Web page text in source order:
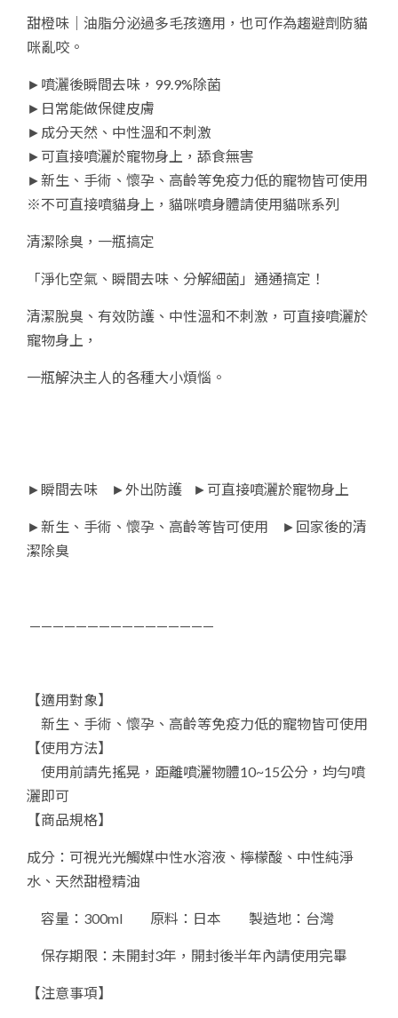
臭
(甜
橙
味)
quantity
甜橙味｜油脂分泌過多毛孩適用，也可作為趨避劑防貓
咪亂咬。
►噴灑後瞬間去味，99.9%除菌
►日常能做保健皮膚
►成分天然、中性溫和不刺激
►可直接噴灑於寵物身上，舔食無害
►新生、手術、懷孕、高齡等免疫力低的寵物皆可使用
※不可直接噴貓身上，貓咪噴身體請使用貓咪系列
清潔除臭，一瓶搞定
「淨化空氣、瞬間去味、分解細菌」通通搞定！
清潔脫臭、有效防護、中性溫和不刺激，可直接噴灑於
寵物身上，
一瓶解決主人的各種大小煩惱。
​►瞬間去味 ​►外出防護 ​►可直接噴灑於寵物身上
​►新生、手術、懷孕、高齡等皆可使用 ​►回家後的清
潔除臭
————————————————
【適用對象】
新生、手術、懷孕、高齡等免疫力低的寵物皆可使用
【使用方法】
使用前請先搖晃，距離噴灑物體10~15公分，均勻噴
灑即可
【商品規格】
成分：可視光光觸媒中性水溶液、檸檬酸、中性純淨
水、天然甜橙精油
容量： 300ml 原料：日本 製造地：台灣
保存期限： 未開封3年，開封後半年內請使用完畢
【注意事項】